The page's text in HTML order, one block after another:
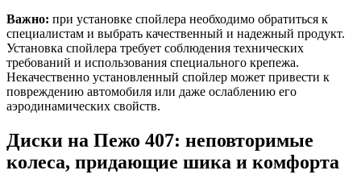
Важно: при установке спойлера необходимо обратиться к
специалистам и выбрать качественный и надежный продукт.
Установка спойлера требует соблюдения технических
требований и использования специального крепежа.
Некачественно установленный спойлер может привести к
повреждению автомобиля или даже ослаблению его
аэродинамических свойств.
Диски на Пежо 407: неповторимые
колеса, придающие шика и комфорта